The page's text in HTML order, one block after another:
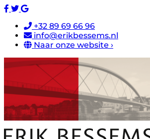
+32 89 69 66 96
info@erikbessems.nl
Naar onze website ›